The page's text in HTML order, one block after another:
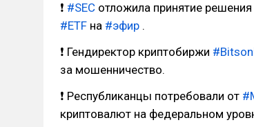
❗ #SEC отложила принятие
#ETF на #эфир .
❗ Гендиректор криптобиржи
за мошенничество.
❗ Республиканцы потребовали от
криптовалют на федеральном